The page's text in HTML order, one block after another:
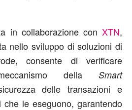
in collaborazione con XTN,
nello sviluppo di soluzioni di
consente di verificare
della Smart
delle transazioni e
che le eseguono, garantendo